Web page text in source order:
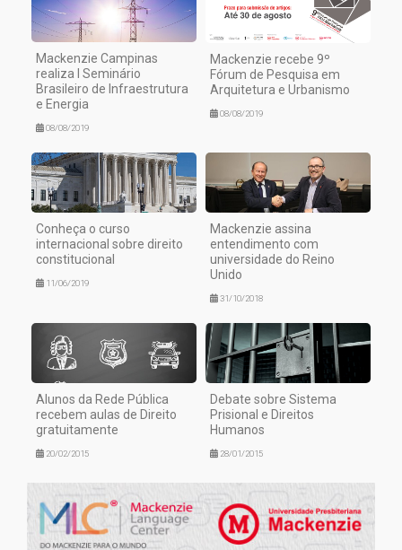
Mackenzie Campinas
realiza I Seminário
Brasileiro de Infraestrutura
e Energia
08/08/2019
Mackenzie recebe 9º
Fórum de Pesquisa em
Arquitetura e Urbanismo
08/08/2019
Conheça o curso
internacional sobre direito
constitucional
11/06/2019
Mackenzie assina
entendimento com
universidade do Reino
Unido
31/10/2018
Alunos da Rede Pública
recebem aulas de Direito
gratuitamente
20/02/2015
Debate sobre Sistema
Prisional e Direitos
Humanos
28/01/2015